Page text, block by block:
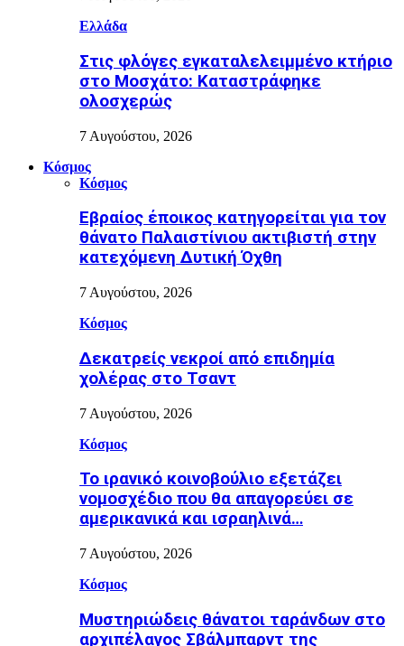
Ελλάδα
Στις φλόγες εγκαταλελειμμένο κτήριο
στο Μοσχάτο: Καταστράφηκε
ολοσχερώς
7 Αυγούστου, 2026
Κόσμος
Κόσμος
Εβραίος έποικος κατηγορείται για τον
θάνατο Παλαιστίνιου ακτιβιστή στην
κατεχόμενη Δυτική Όχθη
7 Αυγούστου, 2026
Κόσμος
Δεκατρείς νεκροί από επιδημία
χολέρας στο Τσαντ
7 Αυγούστου, 2026
Κόσμος
Το ιρανικό κοινοβούλιο εξετάζει
νομοσχέδιο που θα απαγορεύει σε
αμερικανικά και ισραηλινά…
7 Αυγούστου, 2026
Κόσμος
Μυστηριώδεις θάνατοι ταράνδων στο
αρχιπέλαγος Σβάλμπαρντ της